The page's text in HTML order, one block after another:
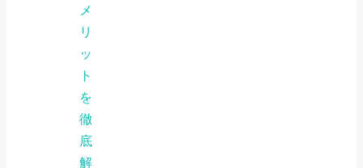
メ
リ
ッ
ト
を
徹
底
解